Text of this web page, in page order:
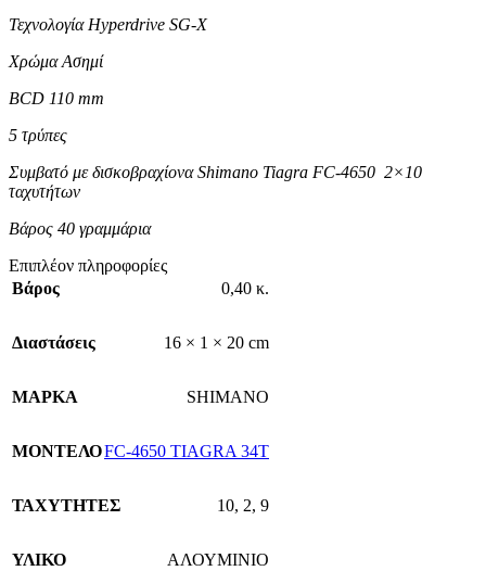
Τεχνολογία Hyperdrive SG-X
Χρώμα Ασημί
BCD 110 mm
5 τρύπες
Συμβατό με δισκοβραχίονα Shimano Tiagra FC-4650 2×10
ταχυτήτων
Βάρος 40 γραμμάρια
Επιπλέον πληροφορίες
Βάρος
0,40 κ.
Διαστάσεις 16 × 1 × 20 cm
ΜΑΡΚΑ SHIMANO
ΜΟΝΤΕΛΟFC-4650 TIAGRA 34T
ΤΑΧΥΤΗΤΕΣ 10, 2, 9
ΥΛΙΚΟ ΑΛΟΥΜΙΝΙΟ